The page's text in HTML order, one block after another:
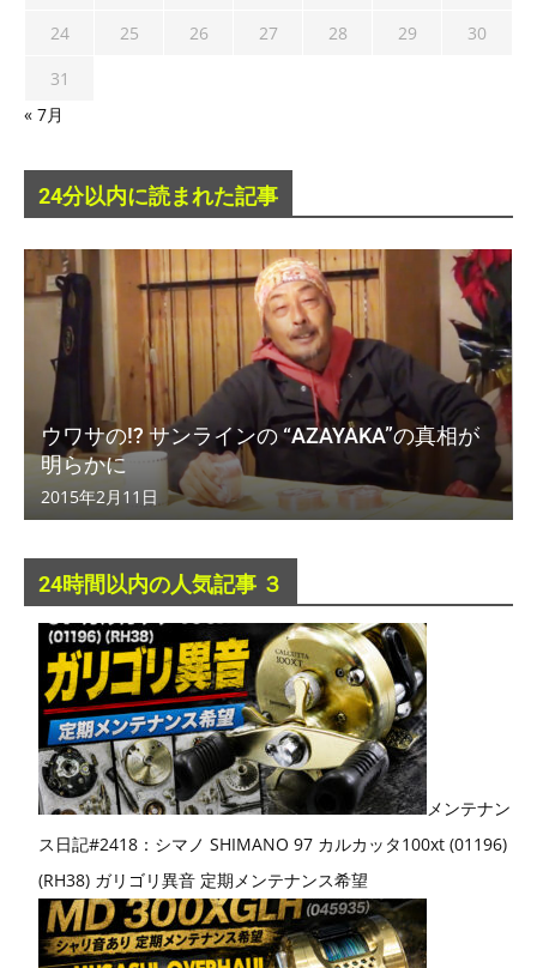
24
25 26 27 28 29
30
31
« 7月
24分以内に読まれた記事
ウワサの!? サンラインの “AZAYAKA”の真相が
明らかに
2015年2月11日
24時間以内の人気記事 ３
メンテナン
ス日記#2418：シマノ SHIMANO 97 カルカッタ100xt (01196)
(RH38) ガリゴリ異音 定期メンテナンス希望